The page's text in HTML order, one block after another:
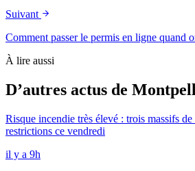
Suivant
Comment passer le permis en ligne quand
À lire aussi
D’autres actus de
Risque incendie très élevé : trois massifs
restrictions ce vendredi
il y a 9h